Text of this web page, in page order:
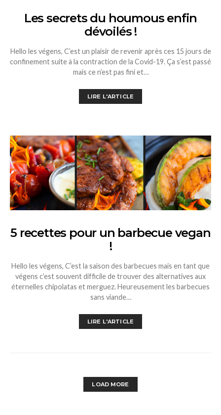
Les secrets du houmous enfin
dévoilés !
Hello les végens, C’est un plaisir de revenir après ces 15 jours de
confinement suite à la contraction de la Covid-19. Ça s’est passé
mais ce n’est pas fini et…
LIRE L'ARTICLE
5 recettes pour un barbecue vegan
!
Hello les végens, C’est la saison des barbecues mais en tant que
végens c’est souvent difficile de trouver des alternatives aux
éternelles chipolatas et merguez. Heureusement les barbecues
sans viande…
LIRE L'ARTICLE
LOAD MORE